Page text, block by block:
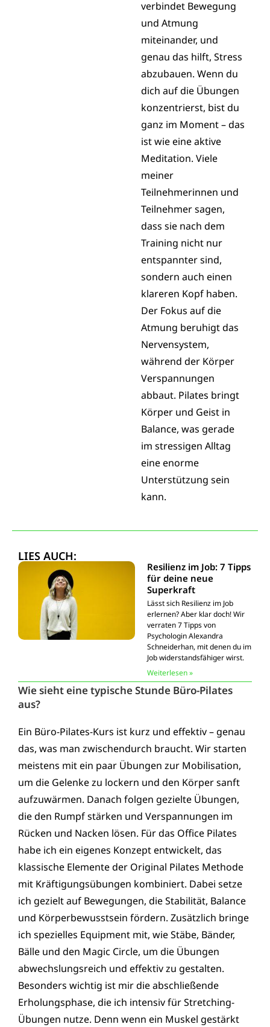
verbindet Bewegung
und Atmung
miteinander, und
genau das hilft, Stress
abzubauen. Wenn du
dich auf die Übungen
konzentrierst, bist du
ganz im Moment – das
ist wie eine aktive
Meditation. Viele
meiner
Teilnehmerinnen und
Teilnehmer sagen,
dass sie nach dem
Training nicht nur
entspannter sind,
sondern auch einen
klareren Kopf haben.
Der Fokus auf die
Atmung beruhigt das
Nervensystem,
während der Körper
Verspannungen
abbaut. Pilates bringt
Körper und Geist in
Balance, was gerade
im stressigen Alltag
eine enorme
Unterstützung sein
kann.
LIES AUCH:
Resilienz im Job: 7 Tipps
für deine neue
Superkraft
Lässt sich Resilienz im Job
erlernen? Aber klar doch! Wir
verraten 7 Tipps von
Psychologin Alexandra
Schneiderhan, mit denen du im
Job widerstandsfähiger wirst.
Weiterlesen »
Wie sieht eine typische Stunde Büro-Pilates
aus?
Ein Büro-Pilates-Kurs ist kurz und effektiv – genau
das, was man zwischendurch braucht. Wir starten
meistens mit ein paar Übungen zur Mobilisation,
um die Gelenke zu lockern und den Körper sanft
aufzuwärmen. Danach folgen gezielte Übungen,
die den Rumpf stärken und Verspannungen im
Rücken und Nacken lösen. Für das Office Pilates
habe ich ein eigenes Konzept entwickelt, das
klassische Elemente der Original Pilates Methode
mit Kräftigungsübungen kombiniert. Dabei setze
ich gezielt auf Bewegungen, die Stabilität, Balance
und Körperbewusstsein fördern. Zusätzlich bringe
ich spezielles Equipment mit, wie Stäbe, Bänder,
Bälle und den Magic Circle, um die Übungen
abwechslungsreich und effektiv zu gestalten.
Besonders wichtig ist mir die abschließende
Erholungsphase, die ich intensiv für Stretching-
Übungen nutze. Denn wenn ein Muskel gestärkt